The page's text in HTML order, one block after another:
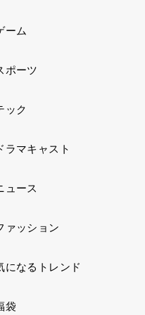
ーム
ポーツ
ック
ラマキャスト
ュース
ァッション
になるトレンド
袋